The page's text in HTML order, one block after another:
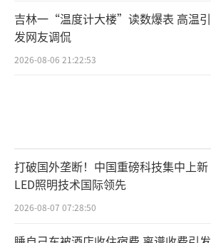
吉林一“温度计大楼”读数爆表 高温引
发网友调侃
2026-08-06 21:22:53
打破国外垄断！中国重磅科技集中上新
LED照明技术国际领先
2026-08-07 07:28:50